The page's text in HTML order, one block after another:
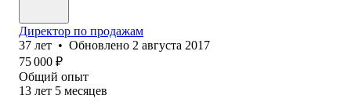
Директор по продажам
37 лет • Обновлено 2 августа 2017
75 000 ₽
Общий опыт
13 лет 5 месяцев